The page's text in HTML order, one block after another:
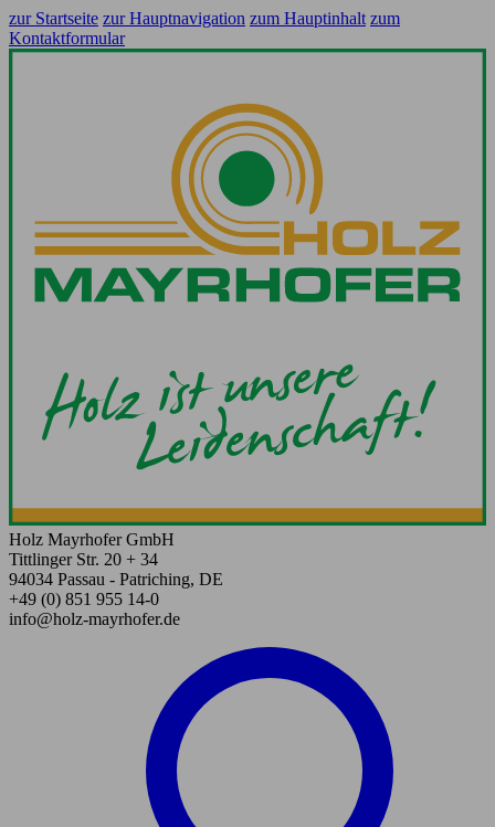
zur Startseite zur Hauptnavigation zum Hauptinhalt zum
Kontaktformular
Holz Mayrhofer GmbH
Tittlinger Str. 20 + 34
94034 Passau - Patriching, DE
+49 (0) 851 955 14-0
info@holz-mayrhofer.de